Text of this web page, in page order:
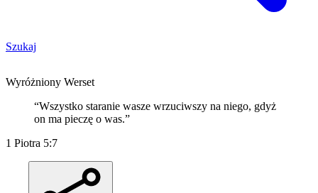
Szukaj
Wyróżniony Werset
“Wszystko staranie wasze wrzuciwszy na niego, gdyż
on ma pieczę o was.”
1 Piotra 5:7